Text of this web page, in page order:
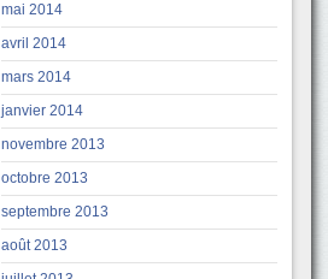
mai 2014
avril 2014
mars 2014
janvier 2014
novembre 2013
octobre 2013
septembre 2013
août 2013